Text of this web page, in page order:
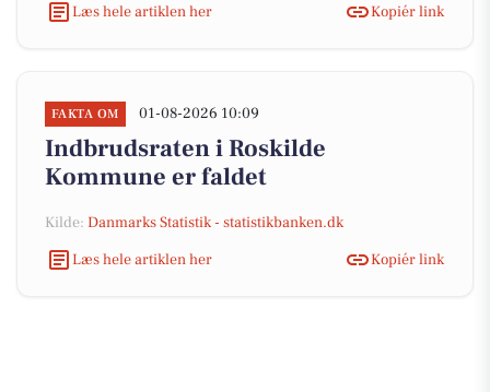
Læs hele artiklen her
Kopiér link
FAKTA OM 01-08-2026 10:09
Indbrudsraten i Roskilde
Kommune er faldet
Kilde: Danmarks Statistik - statistikbanken.dk
Læs hele artiklen her
Kopiér link